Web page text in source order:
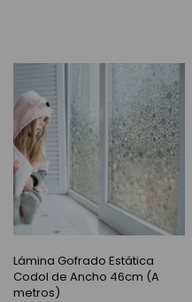
Lámina Gofrado Estática
Codol de Ancho 46cm (A
metros)